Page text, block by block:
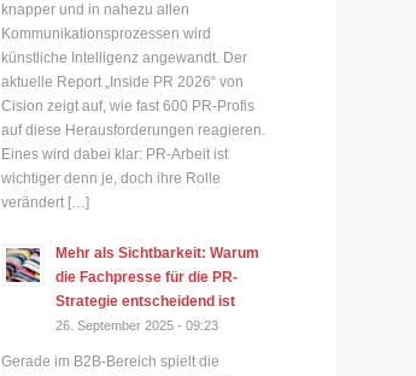
knapper und in nahezu allen
Kommunikationsprozessen wird
künstliche Intelligenz angewandt. Der
aktuelle Report „Inside PR 2026“ von
Cision zeigt auf, wie fast 600 PR-Profis
auf diese Herausforderungen reagieren.
Eines wird dabei klar: PR-Arbeit ist
wichtiger denn je, doch ihre Rolle
verändert […]
Mehr als Sichtbarkeit: Warum
die Fachpresse für die PR-
Strategie entscheidend ist
26. September 2025 - 09:23
Gerade im B2B-Bereich spielt die